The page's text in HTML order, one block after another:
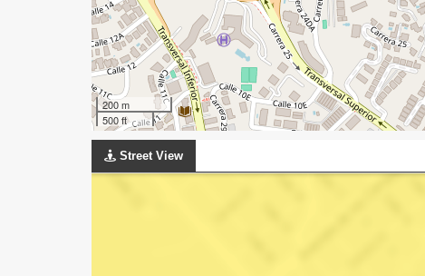
200 m
500 ft
Street View